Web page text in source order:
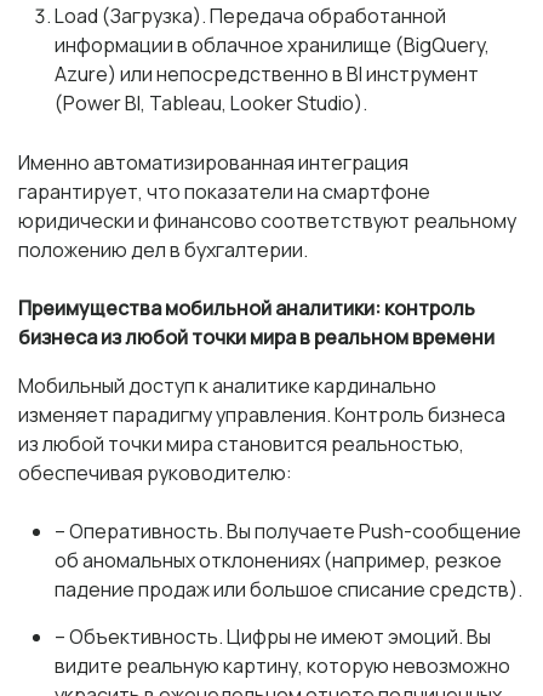
Load (Загрузка). Передача обработанной
информации в облачное хранилище (BigQuery,
Azure) или непосредственно в BI инструмент
(Power BI, Tableau, Looker Studio).
Именно автоматизированная интеграция
гарантирует, что показатели на смартфоне
юридически и финансово соответствуют реальному
положению дел в бухгалтерии.
Преимущества мобильной аналитики: контроль
бизнеса из любой точки мира в реальном времени
Мобильный доступ к аналитике кардинально
изменяет парадигму управления. Контроль бизнеса
из любой точки мира становится реальностью,
обеспечивая руководителю:
– Оперативность. Вы получаете Push-сообщение
об аномальных отклонениях (например, резкое
падение продаж или большое списание средств).
– Объективность. Цифры не имеют эмоций. Вы
видите реальную картину, которую невозможно